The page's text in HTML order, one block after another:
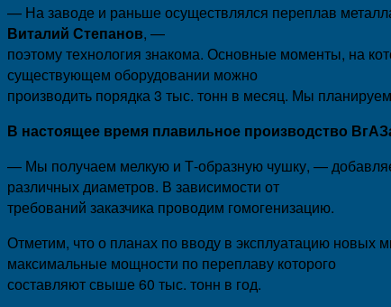
— На заводе и раньше осуществлялся переплав
Виталий Степанов, —
поэтому технология знакома. Основные моменты, на
существующем оборудовании можно
производить порядка 3 тыс. тонн в месяц. Мы
В настоящее время плавильное производство
— Мы получаем мелкую и Т-образную чушку, —
различных диаметров. В зависимости от
требований заказчика проводим гомогенизацию.
Отметим, что о планах по вводу в эксплуатацию новых
максимальные мощности по переплаву которого
составляют свыше 60 тыс. тонн в год.